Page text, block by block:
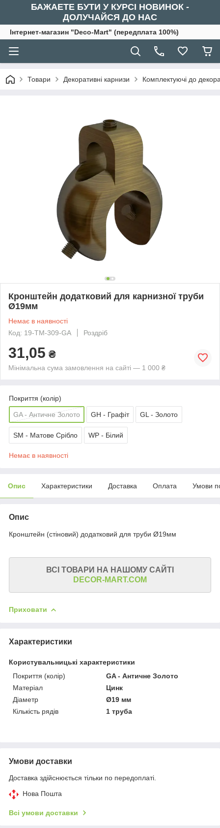
БАЖАЕТЕ БУТИ У КУРСІ НОВИНОК -
ДОЛУЧАЙСЯ ДО НАС
Інтернет-магазин "Deco-Mart" (передплата 100%)
Товари Декоративні карнизи Комплектуючі до
Кронштейн додатковий для карнизної труби
Ø19мм
Немає в наявності
Код: 19-TM-309-GA
Роздріб
31,05 ₴
Мінімальна сума замовлення на сайті — 1 000 ₴
Покриття (колір)
GA - Античне Золото GH - Графіт GL - Золото
SM - Матове Срібло WP - Білий
Немає в наявності
Опис Характеристики Доставка Оплата Умови
Опис
Кронштейн (стіновий) додатковий для труби Ø19мм
ВСІ ТОВАРИ НА НАШОМУ САЙТІ
DECOR-MART.COM
Приховати
Характеристики
Користувальницькі характеристики
Покриття (колір)
GA - Античне Золото
Матеріал
Цинк
Діаметр
Ø19 мм
Кількість рядів
1 труба
Умови доставки
Доставка здійснюється тільки по передоплаті.
Нова Пошта
Всі умови доставки